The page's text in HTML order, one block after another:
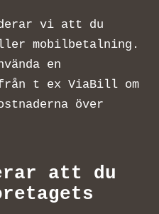
vi att du
mobilbetalning.
en
t ex ViaBill om
över
att du